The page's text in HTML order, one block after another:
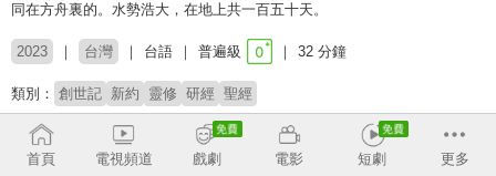
同在方舟裏的。水勢浩大，在地上共一百五十天。
2023 台灣 台語 普遍級 32 分鐘
類別： 創世記 新約 靈修 研經 聖經
主持：
首頁
電視頻道 戲劇 電影 短劇 更多